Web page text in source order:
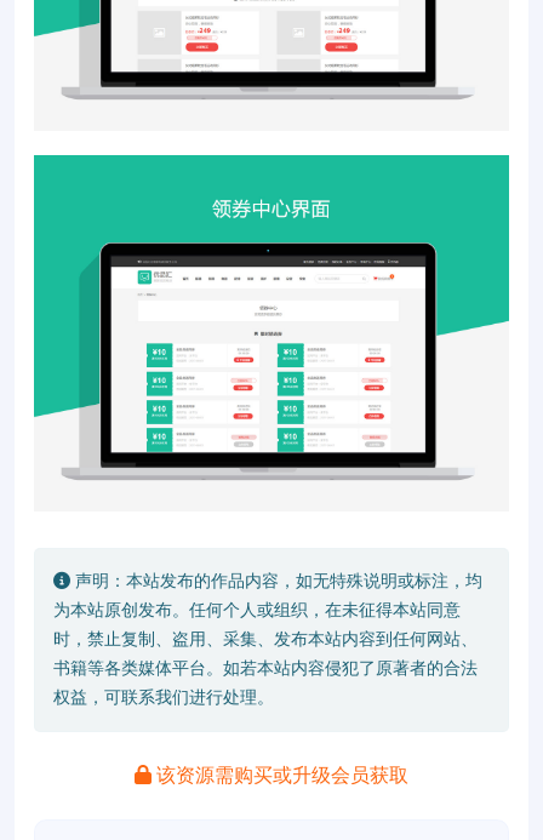
声明：本站发布的作品内容，如无特殊说明或标注，均
为本站原创发布。任何个人或组织，在未征得本站同意
时，禁止复制、盗用、采集、发布本站内容到任何网站、
书籍等各类媒体平台。如若本站内容侵犯了原著者的合法
权益，可联系我们进行处理。
该资源需购买或升级会员获取